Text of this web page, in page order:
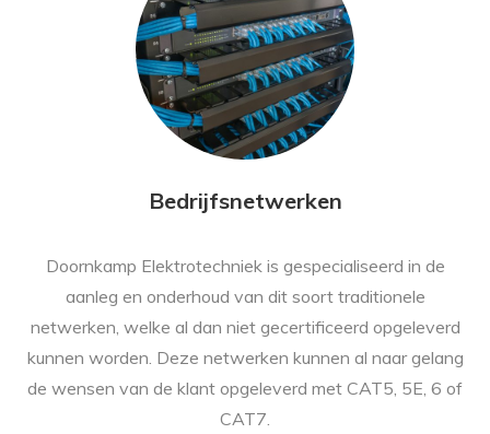
Bedrijfsnetwerken
Doornkamp Elektrotechniek is gespecialiseerd in de
aanleg en onderhoud van dit soort traditionele
netwerken, welke al dan niet gecertificeerd opgeleverd
kunnen worden. Deze netwerken kunnen al naar gelang
de wensen van de klant opgeleverd met CAT5, 5E, 6 of
CAT7.